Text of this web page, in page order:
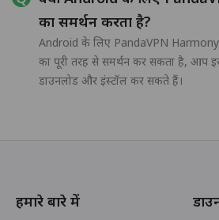
का समर्थन करता है?
Android के लिए PandaVPN
का पूरी तरह से समर्थन कर सकता है, आप
डाउनलोड और इंस्टॉल कर सकते हैं।
हमारे बारे में